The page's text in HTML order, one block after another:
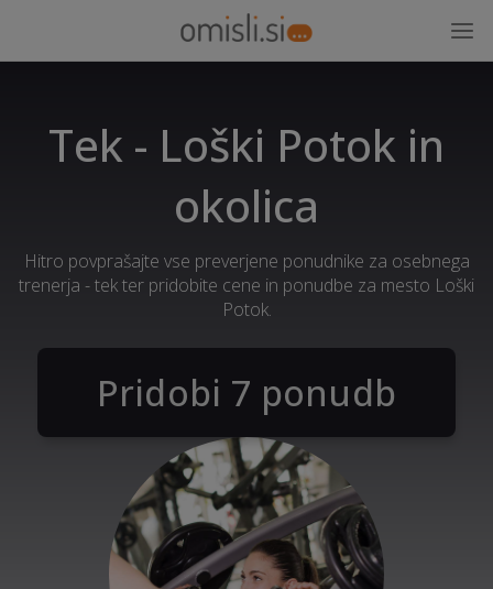
Tek - Loški Potok in
okolica
Hitro povprašajte vse preverjene ponudnike za osebnega
trenerja - tek ter pridobite cene in ponudbe za mesto Loški
Potok.
Pridobi 7 ponudb